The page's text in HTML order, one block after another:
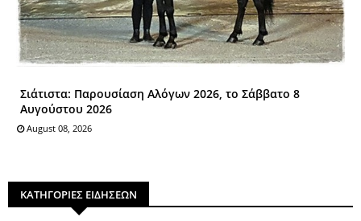
Σιάτιστα: Παρουσίαση Αλόγων 2026, το Σάββατο 8
Αυγούστου 2026
August 08, 2026
ΚΑΤΗΓΟΡΙΕΣ ΕΙΔΗΣΕΩΝ